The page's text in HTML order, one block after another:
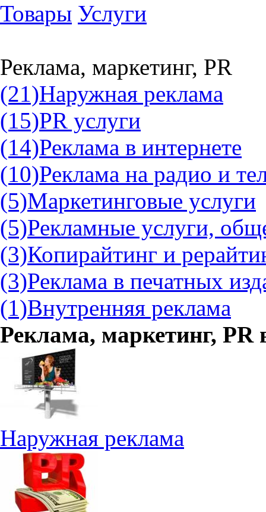
Товары Услуги
Реклама, маркетинг, PR
(21)Наружная реклама
(15)PR услуги
(14)Реклама в интернете
(10)Реклама на радио и
(5)Маркетинговые услуги
(5)Рекламные услуги,
(3)Копирайтинг и
(3)Реклама в печатных
(1)Внутренняя реклама
Реклама, маркетинг, PR
Наружная реклама